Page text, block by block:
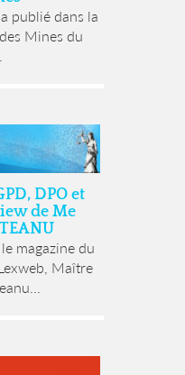
publié dans la
Mines du
DPO et
de Me
magazine du
Maître